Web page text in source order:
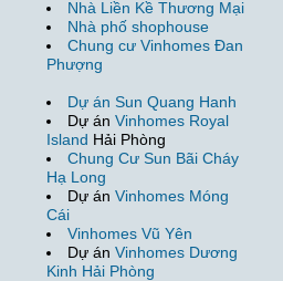
Nhà Liền Kề Thương Mại
Nhà phố shophouse
Chung cư Vinhomes Đan
Phượng
Dự án Sun Quang Hanh
Dự án Vinhomes Royal
Island Hải Phòng
Chung Cư Sun Bãi Cháy
Hạ Long
Dự án Vinhomes Móng
Cái
Vinhomes Vũ Yên
Dự án Vinhomes Dương
Kinh Hải Phòng